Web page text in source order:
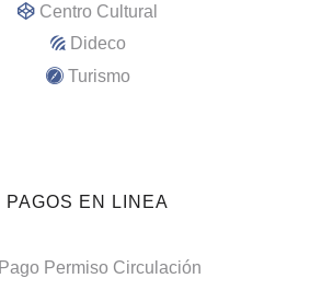
Centro Cultural
Dideco
Turismo
PAGOS EN LINEA
Pago Permiso Circulación